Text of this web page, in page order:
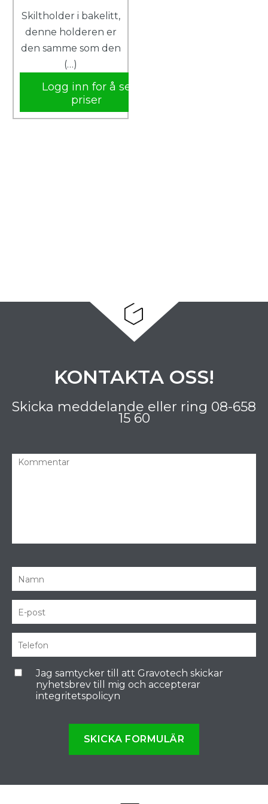
Skiltholder i bakelitt,
denne holderen er
den samme som den
(…)
Logg inn for å se
priser
KONTAKTA OSS!
Skicka meddelande eller ring 08-658
15 60
Jag samtycker till att Gravotech skickar
nyhetsbrev till mig och accepterar
integritetspolicyn
SKICKA FORMULÄR